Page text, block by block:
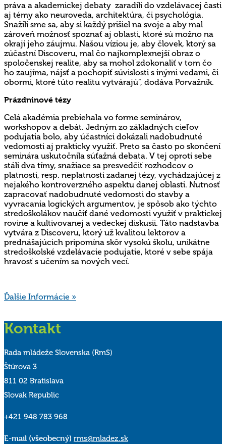
práva a akademickej debaty zaradili do vzdelávacej časti
aj témy ako neuroveda, architektúra, či psychológia.
Snažili sme sa, aby si každý prišiel na svoje a aby mal
zároveň možnosť spoznať aj oblasti, ktoré sú možno na
okraji jeho záujmu. Našou víziou je, aby človek, ktorý sa
zúčastní Discoveru, mal čo najkomplexnejší obraz o
spoločenskej realite, aby sa mohol zdokonaliť v tom čo
ho zaujíma, nájsť a pochopiť súvislosti s inými vedami, či
obormi, ktoré túto realitu vytvárajú”, dodáva Porvažník.
Prázdninové tézy
Celá akadémia prebiehala vo forme seminárov,
workshopov a debát. Jedným zo základných cieľov
podujatia bolo, aby účastníci dokázali nadobudnuté
vedomosti aj prakticky využiť. Preto sa často po skončení
seminára uskutočnila súťažná debata. V tej oproti sebe
stáli dva tímy, snažiace sa presvedčiť rozhodcov o
platnosti, resp. neplatnosti zadanej tézy, vychádzajúcej z
nejakého kontroverzného aspektu danej oblasti. Nutnosť
zapracovať nadobudnuté vedomosti do stavby a
vyvracania logických argumentov, je spôsob ako týchto
stredoškolákov naučiť dané vedomosti využiť v praktickej
rovine a kultivovanej a vedeckej diskusii. Táto nadstavba
vytvára z Discoveru, ktorý už kvalitou lektorov a
prednášajúcich pripomína skôr vysokú školu, unikátne
stredoškolské vzdelávacie podujatie, ktoré v sebe spája
hravosť s učením sa nových vecí.
Ďalšie Informácie »
Kontakt
Rada mládeže Slovenska (RmS)
Štúrova 3
811 02 Bratislava
Slovak Republic
+421 948 783 968
E-mail (všeobecný) rms@mladez.sk